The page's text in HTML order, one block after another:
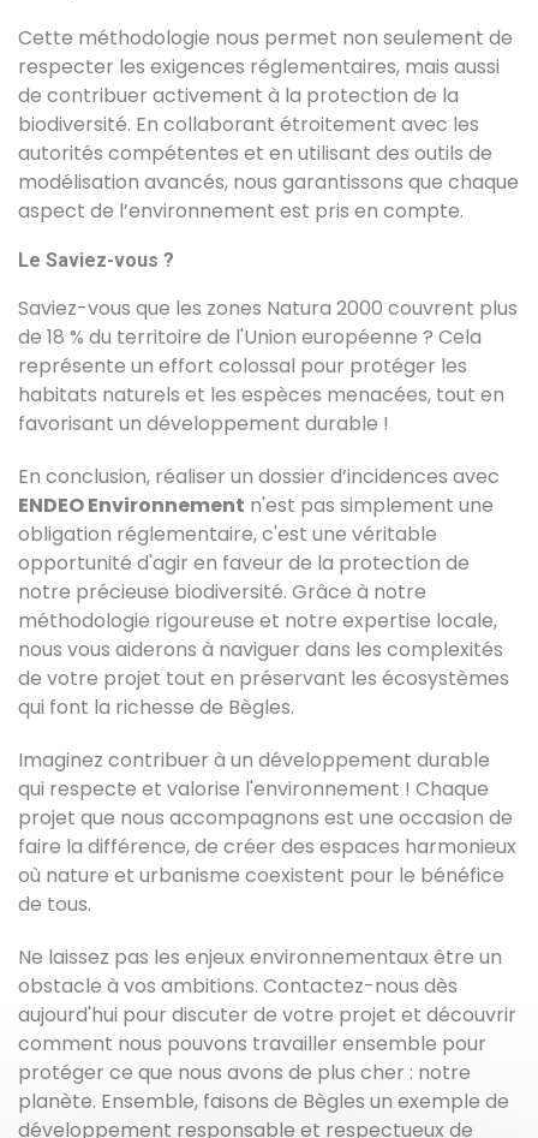
Cette méthodologie nous permet non seulement de
respecter les exigences réglementaires, mais aussi
de contribuer activement à la protection de la
biodiversité. En collaborant étroitement avec les
autorités compétentes et en utilisant des outils de
modélisation avancés, nous garantissons que chaque
aspect de l’environnement est pris en compte.
Le Saviez-vous ?
Saviez-vous que les zones Natura 2000 couvrent plus
de 18 % du territoire de l'Union européenne ? Cela
représente un effort colossal pour protéger les
habitats naturels et les espèces menacées, tout en
favorisant un développement durable !
En conclusion, réaliser un dossier d’incidences avec
ENDEO Environnement n'est pas simplement une
obligation réglementaire, c'est une véritable
opportunité d'agir en faveur de la protection de
notre précieuse biodiversité. Grâce à notre
méthodologie rigoureuse et notre expertise locale,
nous vous aiderons à naviguer dans les complexités
de votre projet tout en préservant les écosystèmes
qui font la richesse de Bègles.
Imaginez contribuer à un développement durable
qui respecte et valorise l'environnement ! Chaque
projet que nous accompagnons est une occasion de
faire la différence, de créer des espaces harmonieux
où nature et urbanisme coexistent pour le bénéfice
de tous.
Ne laissez pas les enjeux environnementaux être un
obstacle à vos ambitions. Contactez-nous dès
aujourd'hui pour discuter de votre projet et découvrir
comment nous pouvons travailler ensemble pour
protéger ce que nous avons de plus cher : notre
planète. Ensemble, faisons de Bègles un exemple de
développement responsable et respectueux de